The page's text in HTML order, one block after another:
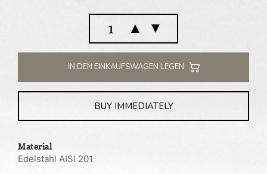
Auflaufform
5.2
L
Menge
▲ ▼
IN DEN EINKAUFSWAGEN LEGEN
BUY IMMEDIATELY
Material
Edelstahl AISI 201